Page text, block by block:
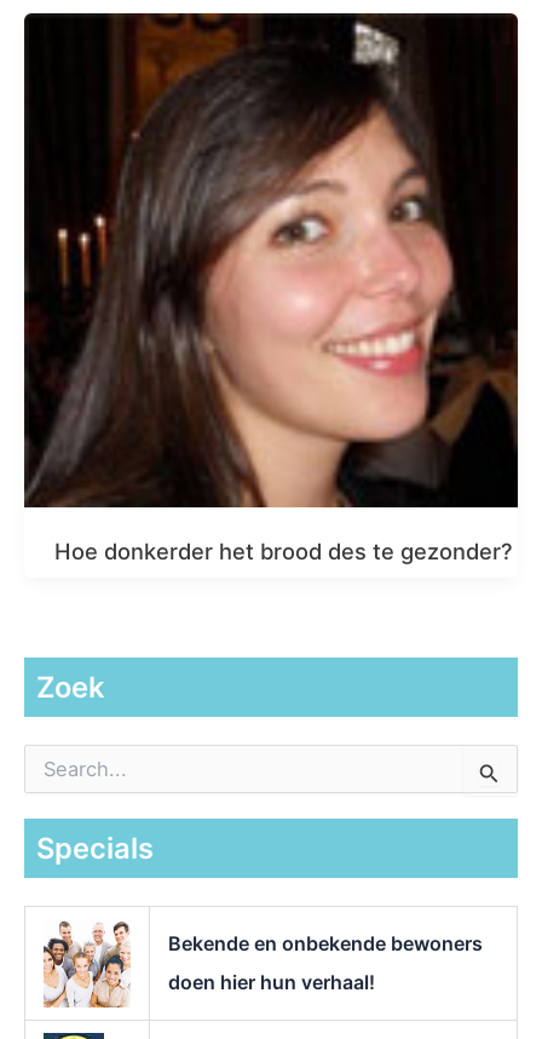
Hoe donkerder het brood des te gezonder?
Zoek
a
Specials
Bekende en onbekende bewoners
doen hier hun verhaal!